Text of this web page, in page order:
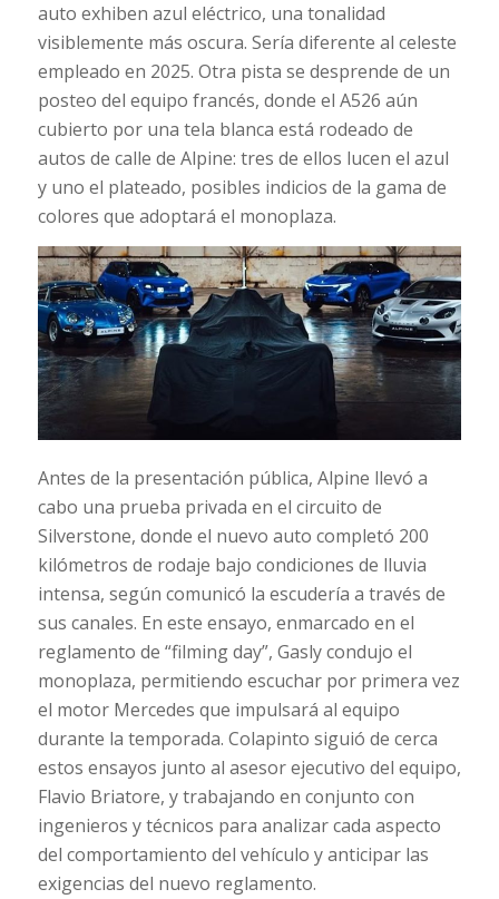
auto exhiben azul eléctrico, una tonalidad
visiblemente más oscura. Sería diferente al celeste
empleado en 2025. Otra pista se desprende de un
posteo del equipo francés, donde el A526 aún
cubierto por una tela blanca está rodeado de
autos de calle de Alpine: tres de ellos lucen el azul
y uno el plateado, posibles indicios de la gama de
colores que adoptará el monoplaza.
Antes de la presentación pública, Alpine llevó a
cabo una prueba privada en el circuito de
Silverstone, donde el nuevo auto completó 200
kilómetros de rodaje bajo condiciones de lluvia
intensa, según comunicó la escudería a través de
sus canales. En este ensayo, enmarcado en el
reglamento de “filming day”, Gasly condujo el
monoplaza, permitiendo escuchar por primera vez
el motor Mercedes que impulsará al equipo
durante la temporada. Colapinto siguió de cerca
estos ensayos junto al asesor ejecutivo del equipo,
Flavio Briatore, y trabajando en conjunto con
ingenieros y técnicos para analizar cada aspecto
del comportamiento del vehículo y anticipar las
exigencias del nuevo reglamento.